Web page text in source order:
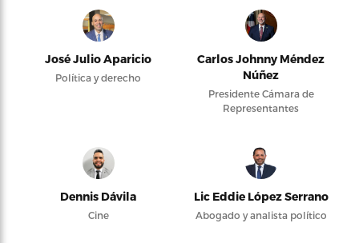
José Julio Aparicio
Política y derecho
Carlos Johnny Méndez
Núñez
Presidente Cámara de
Representantes
Dennis Dávila
Cine
Lic Eddie López Serrano
Abogado y analista político